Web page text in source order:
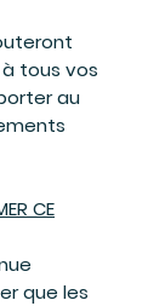
tous vos
au
CE
que les